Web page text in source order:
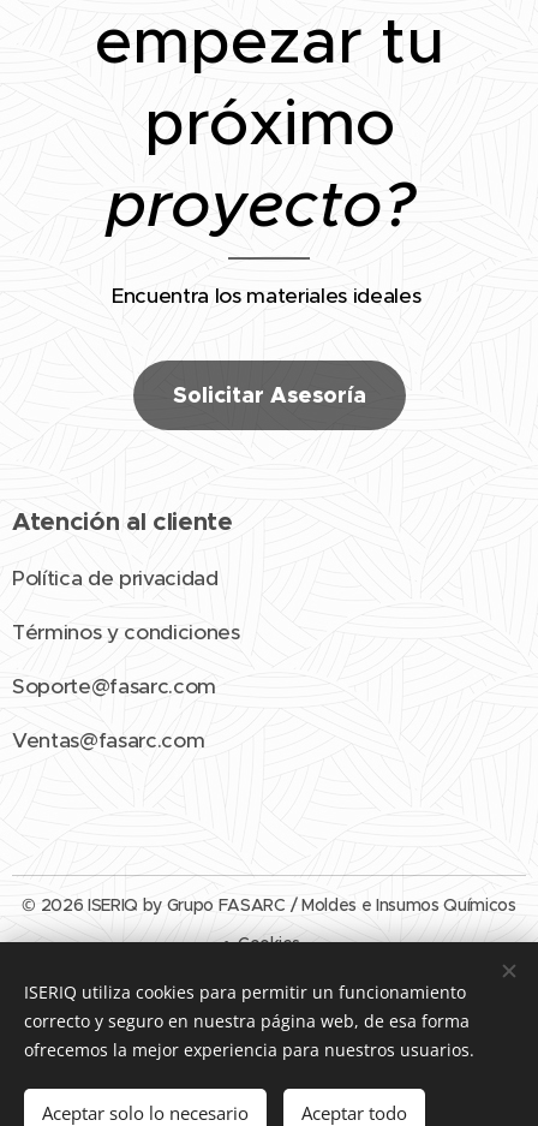
Añadir a la cesta
empezar tu
próximo
proyecto?
Encuentra los materiales ideales
Solicitar Asesoría
Atención al cliente
Política de privacidad
Términos y condiciones
Soporte@fasarc.com
Ventas@fasarc.com
© 2026 ISERIQ by Grupo FASARC / Moldes e Insumos Químicos
Cookies
Idiomas
Español
English
ISERIQ utiliza cookies para permitir un funcionamiento
correcto y seguro en nuestra página web, de esa forma
ofrecemos la mejor experiencia para nuestros usuarios.
Aceptar solo lo necesario Aceptar todo